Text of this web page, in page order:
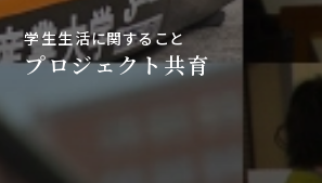
学生生活に関すること
プロジェクト共育